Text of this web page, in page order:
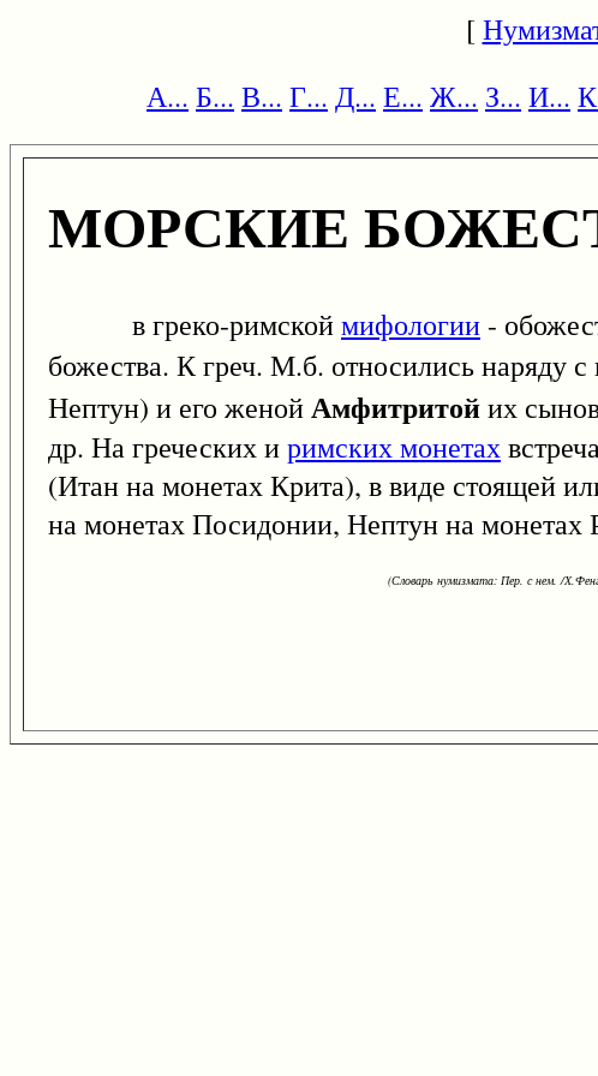
[
А... Б... В... Г... Д... Е... Ж... З... И...
МОРСКИЕ
в греко-римскоймифологии -
божества. К греч. М.б. относились наряду
Нептун) и его женойАмфитритойих
др. На греческих иримских монетах
(Итан на монетах Крита), в виде стоящей
на монетах Посидонии, Нептун на монетах
(Словарь нумизмата: Пер. с нем. /